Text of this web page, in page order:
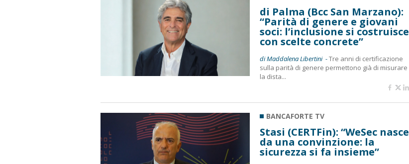
di Palma (Bcc San Marzano):
“Parità di genere e giovani
soci: l’inclusione si costruisce
con scelte concrete”
di Maddalena Libertini -Tre anni di certificazione
sulla parità di genere permettono già di misurare
la dista...
BANCAFORTE TV
Stasi (CERTFin): “WeSec nasce
da una convinzione: la
sicurezza si fa insieme”